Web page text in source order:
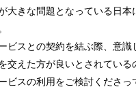
大きな問題となっている日
ビスとの契約を結ぶ際、意識
交えた方が良いとされている
ビスの利用をご検討くださ